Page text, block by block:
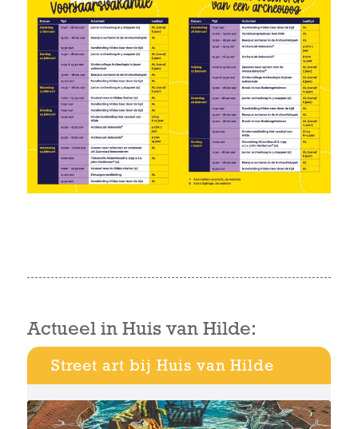
Actueel in Huis van Hilde:
Street art bij Huis van Hilde